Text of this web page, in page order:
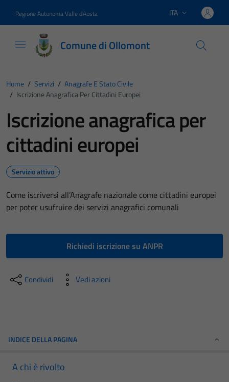
Regione Autonoma Valle d'Aosta Lingua attiva:
ITA
Comune di Ollomont
Home / Servizi / Anagrafe E Stato Civile
/ Iscrizione Anagrafica Per Cittadini Europei
Iscrizione anagrafica per
cittadini europei
Servizio attivo
Come iscriversi all’Anagrafe nazionale come cittadini europei
per poter usufruire dei servizi anagrafici comunali
Richiedi iscrizione su ANPR
Condividi Vedi azioni
INDICE DELLA PAGINA
A chi è rivolto